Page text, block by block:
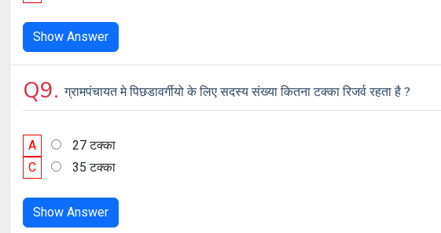
Show Answer
Q9.ग्रामपंचायत मे पिछडावर्गीयो के लिए सदस्य संख्या कितना टक्का रिजर्व रहता है ?
A 27 टक्का
C
35 टक्का
Show Answer